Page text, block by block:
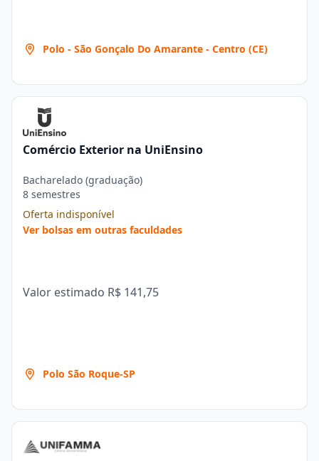
Polo - São Gonçalo Do Amarante - Centro (CE)
Comércio Exterior na UniEnsino
Bacharelado (graduação)
8 semestres
Oferta indisponível
Ver bolsas em outras faculdades
Valor estimado R$ 141,75
Polo São Roque-SP